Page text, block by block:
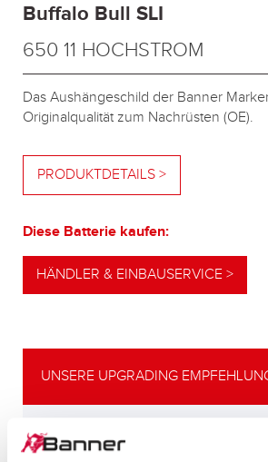
Buffalo Bull SLI
650 11 HOCHSTROM
Das Aushängeschild der Banner
Originalqualität zum Nachrüsten (OE).
PRODUKTDETAILS >
Diese Batterie kaufen:
HÄNDLER & EINBAUSERVICE >
UNSERE UPGRADING